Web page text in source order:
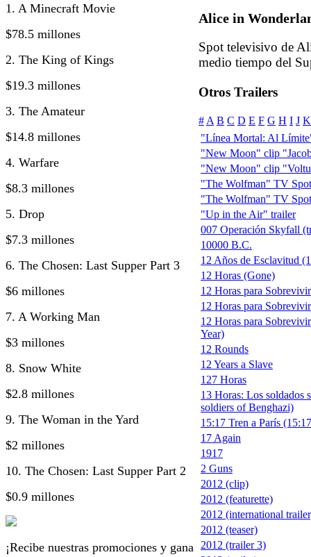
1. A Minecraft Movie
$78.5 millones
2. The King of Kings
$19.3 millones
3. The Amateur
$14.8 millones
4. Warfare
$8.3 millones
5. Drop
$7.3 millones
6. The Chosen: Last Supper Part 3
$6 millones
7. A Working Man
$3 millones
8. Snow White
$2.8 millones
9. The Woman in the Yard
$2 millones
10. The Chosen: Last Supper Part 2
$0.9 millones
¡Recibe nuestras promociones y gana
Alice in
Spot televisivo de
medio tiempo del
Otros Trailers
# A B C D E F G H I J K
"Línea Mortal: Al
"New Moon" clip
"New Moon" clip
"The Wolfman" TV
"The Wolfman" TV
"Up in the Air" trailer
007 Operación Skyfall
10000 B.C.
12 Años de Esclavitud
12 Horas (Gone)
12 Horas para
12 Horas para
12 Horas para
Year)
12 Rounds
12 Years a Slave
127 Horas
13 Horas: Los soldados
soldiers of Benghazi)
15:17 Tren a París
17 Again
1917
2 Guns
2012 (clip)
2012 (featurette)
2012 (international
2012 (teaser)
2012 (trailer 3)